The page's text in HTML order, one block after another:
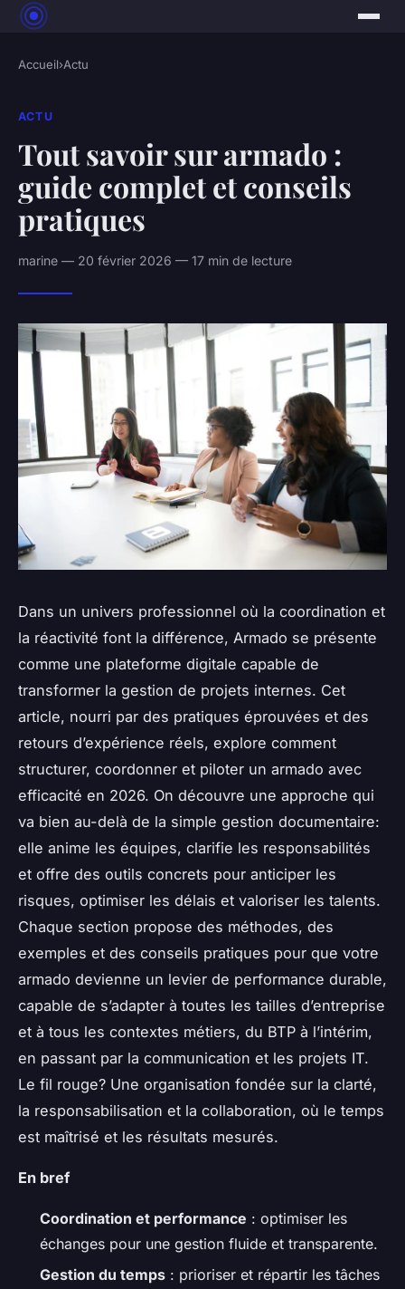
Accueil›Actu
ACTU
Tout savoir sur armado :
guide complet et conseils
pratiques
marine — 20 février 2026 — 17 min de lecture
Dans un univers professionnel où la coordination et
la réactivité font la différence, Armado se présente
comme une plateforme digitale capable de
transformer la gestion de projets internes. Cet
article, nourri par des pratiques éprouvées et des
retours d’expérience réels, explore comment
structurer, coordonner et piloter un armado avec
efficacité en 2026. On découvre une approche qui
va bien au-delà de la simple gestion documentaire:
elle anime les équipes, clarifie les responsabilités
et offre des outils concrets pour anticiper les
risques, optimiser les délais et valoriser les talents.
Chaque section propose des méthodes, des
exemples et des conseils pratiques pour que votre
armado devienne un levier de performance durable,
capable de s’adapter à toutes les tailles d’entreprise
et à tous les contextes métiers, du BTP à l’intérim,
en passant par la communication et les projets IT.
Le fil rouge? Une organisation fondée sur la clarté,
la responsabilisation et la collaboration, où le temps
est maîtrisé et les résultats mesurés.
En bref
Coordination et performance : optimiser les
échanges pour une gestion fluide et transparente.
Gestion du temps : prioriser et répartir les tâches